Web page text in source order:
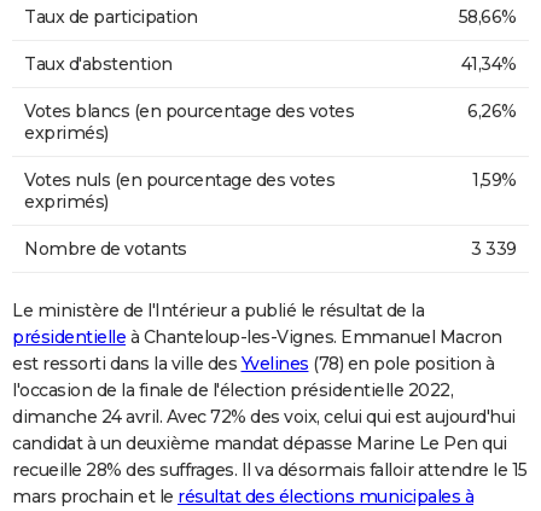
Taux de participation 58,66%
Taux d'abstention 41,34%
Votes blancs (en pourcentage des votes
exprimés)
6,26%
Votes nuls (en pourcentage des votes
exprimés)
1,59%
Nombre de votants 3 339
Le ministère de l'Intérieur a publié le résultat de la
présidentielle à Chanteloup-les-Vignes. Emmanuel Macron
est ressorti dans la ville des Yvelines (78) en pole position à
l'occasion de la finale de l'élection présidentielle 2022,
dimanche 24 avril. Avec 72% des voix, celui qui est aujourd'hui
candidat à un deuxième mandat dépasse Marine Le Pen qui
recueille 28% des suffrages. Il va désormais falloir attendre le 15
mars prochain et le résultat des élections municipales à